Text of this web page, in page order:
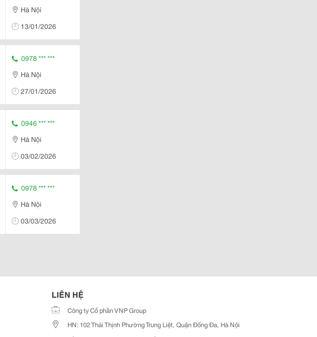
Hà Nội
13/01/2026
0978 *** ***
Hà Nội
27/01/2026
0946 *** ***
Hà Nội
03/02/2026
0978 *** ***
Hà Nội
03/03/2026
LIÊN HỆ
Công ty Cổ phần VNP Group
HN: 102 Thái Thịnh Phường Trung Liệt, Quận Đống Đa, Hà Nội